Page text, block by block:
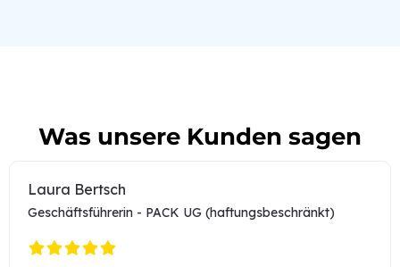
Was unsere Kunden sagen